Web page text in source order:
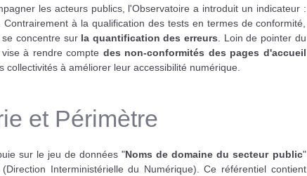
les acteurs publics, l'Observatoire a introduit un indicateur :
à la qualification des tests en termes de conformité,
concentre sur la quantification des erreurs . Loin de pointer du
à rendre compte des non-conformités des pages d'accueil
collectivités à améliorer leur accessibilité numérique.
et Périmètre
sur le jeu de données "Noms de domaine du secteur public"
Interministérielle du Numérique). Ce référentiel contient